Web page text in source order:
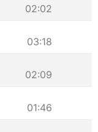
02:02
03:18
02:09
01:46